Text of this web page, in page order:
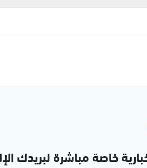
خاصة مباشرة لبريدك